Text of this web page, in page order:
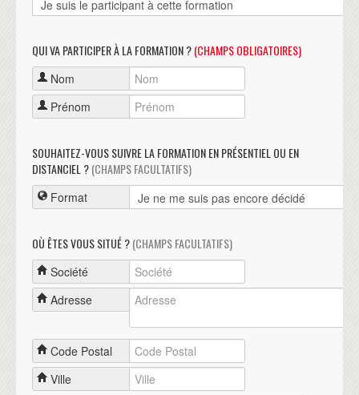
QUI VA PARTICIPER À LA FORMATION ?(CHAMPS OBLIGATOIRES)
Nom
Prénom
SOUHAITEZ-VOUS SUIVRE LA FORMATION EN PRÉSENTIEL OU EN
DISTANCIEL ?(CHAMPS FACULTATIFS)
Format
OÙ ÊTES VOUS SITUÉ ?(CHAMPS FACULTATIFS)
Société
Adresse
Code Postal
Ville